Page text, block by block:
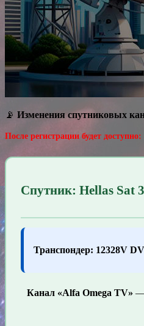
📡 Изменения спутниковых
После регистрации будет доступно:
Спутник: Hellas Sat
Транспондер: 12328V
Канал «Alfa Omega TV» —